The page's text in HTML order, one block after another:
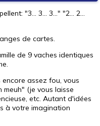
"3... 3... 3..." "2... 2...
de cartes.
de 9 vaches identiques
encore assez fou, vous
(je vous laisse
etc. Autant d'idées
à votre imagination